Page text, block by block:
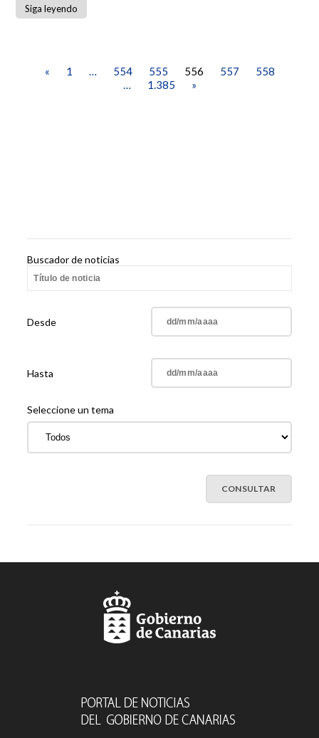
Siga leyendo
« 1 … 554 555 556 557
558
…
1.385 »
Buscador de noticias
Desde
Hasta
Seleccione un tema